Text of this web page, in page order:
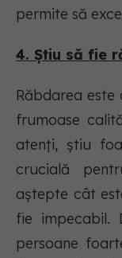
permite să
4. Știu să fie
Răbdarea
frumoase
atenți, știu
crucială
aștepte cât
fie impecabil.
persoane